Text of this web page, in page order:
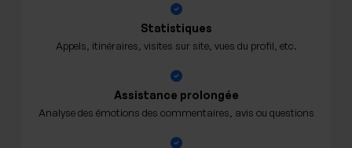
Statistiques
Appels, itinéraires, visites sur site, vues du profil, etc.
Assistance prolongée
Analyse des émotions des commentaires, avis ou questions